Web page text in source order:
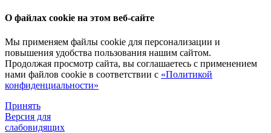
О файлах cookie на этом веб-сайте
Мы применяем файлы cookie для персонализации и
повышения удобства пользования нашим сайтом.
Продолжая просмотр сайта, вы соглашаетесь с применением
нами файлов cookie в соответствии с «Политикой
конфиденциальности»
Принять
Версия для
слабовидящих